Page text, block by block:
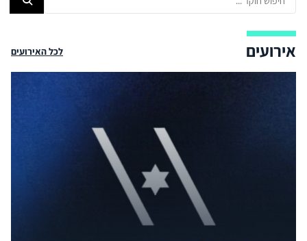
אירועים לכל האירועים